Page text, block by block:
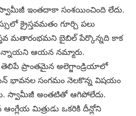
స్వామీజీ ఇంతదాకా సంశయించింది లేదు.
క్రైస్తవమతం గూర్చి పలు
మతారంభమని బైబిల్ పేర్కొన్నది కాక
ఆయన నమ్మారు.
తెలిపే ప్రాంతమైన అలెగ్జాండ్రియాలో
భావనల సంగమం నెలకొన్న విషయం
స్వామీజీ అంతటితో ఆగిపోలేదు.
ఆంగ్లేయ మిత్రుడు ఒకరికి దీన్లోని